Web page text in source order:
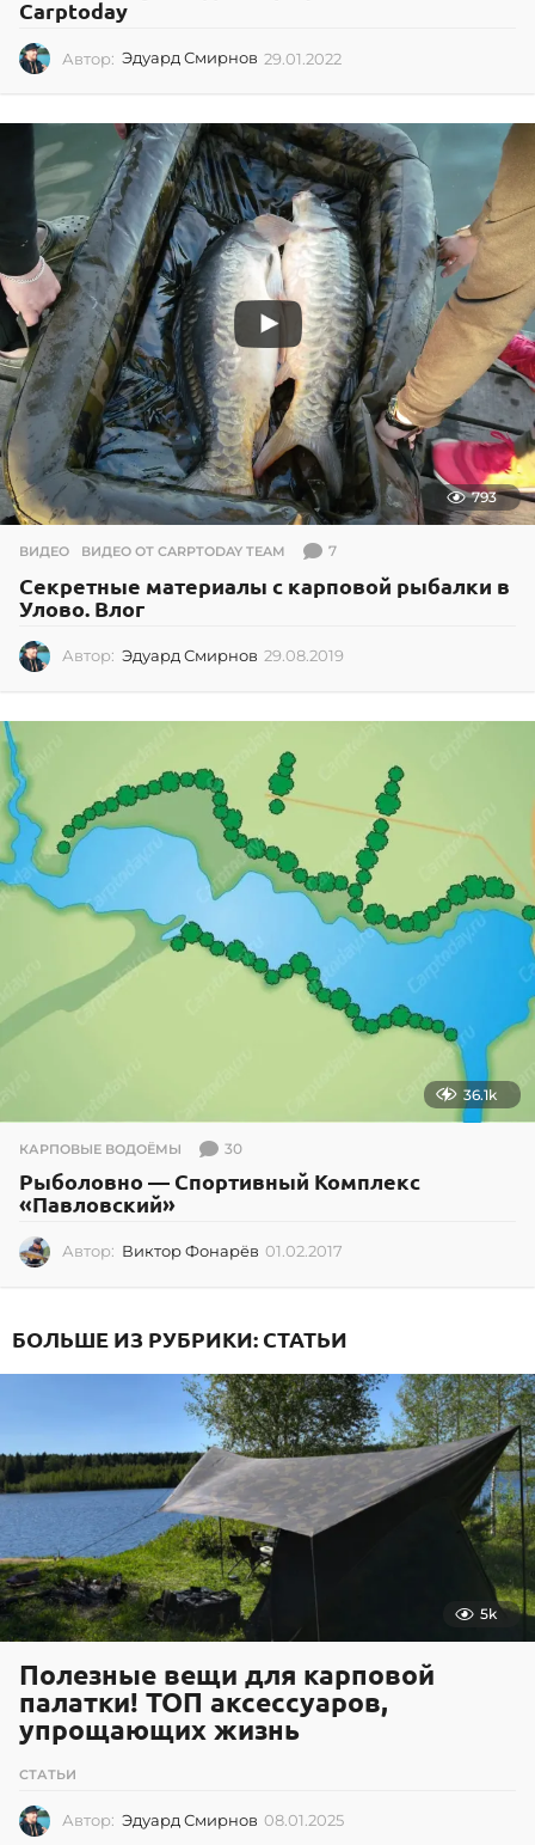
Carptoday
Автор: Эдуард Смирнов 29.01.2022
0
1
.
2
0
2
2
793
ВИДЕО ,ВИДЕО ОТ CARPTODAY TEAM 7
Секретные материалы с карповой рыбалки в
Улово. Влог
Автор: Эдуард Смирнов 29.08.2019
0
0
36.1k
КАРПОВЫЕ ВОДОЁМЫ 30
Рыболовно — Спортивный Комплекс
«Павловский»
Автор: Виктор Фонарёв 01.02.2017
2
0
1
7
БОЛЬШЕ ИЗ РУБРИКИ: СТАТЬИ
5k
Полезные вещи для карповой
палатки! ТОП аксессуаров,
упрощающих жизнь
СТАТЬИ
Автор: Эдуард Смирнов 08.01.2025